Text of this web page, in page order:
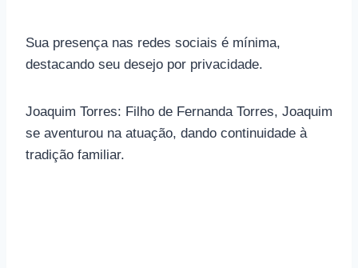
Sua presença nas redes sociais é mínima,
destacando seu desejo por privacidade.
Joaquim Torres: Filho de Fernanda Torres, Joaquim
se aventurou na atuação, dando continuidade à
tradição familiar.